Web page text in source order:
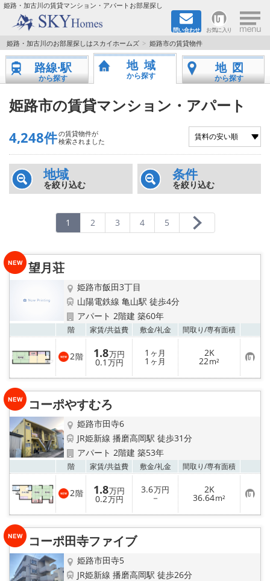
姫路・加古川の賃貸マンション・アパートお部屋探し
問い合わせ お気に入り ×
TOPページ
都市ガス·オール電化
☆新築物件☆
☆敷金＆礼金0円物件☆
☆ペット飼育可能物件☆
☆ネット無料☆
路線·駅から探す
地図から探す
スタッフ紹介
店舗情報·アクセス
会社概要
メールでお問い合わせ
姫路・加古川のお部屋探しはスカイホームズ 姫路市の賃貸物件
路線·駅
から探す
地域
から探す
地図
から探す
姫路市の賃貸マンション・アパート
4,248件の賃貸物件が
検索されました
地域
を絞り込む
条件
を絞り込む
1 2 3 4 5
望月荘
姫路市飯田3丁目
山陽電鉄線 亀山駅 徒歩4分
アパート 2階建 築60年
階 家賃/共益費 敷金/礼金 間取り/専有面積
2階 1.8万円
0.1 万円
1 ヶ月
1 ヶ月
2K
22m² お
気
に
り
コーポやすむろ
姫路市田寺6
JR姫新線 播磨高岡駅 徒歩31分
アパート 2階建 築53年
階 家賃/共益費 敷金/礼金 間取り/専有面積
2階 1.8万円
0.2万円
3.6万円
－
2K
36.64m² お
気
に
り
コーポ田寺ファイブ
姫路市田寺5
JR姫新線 播磨高岡駅 徒歩26分